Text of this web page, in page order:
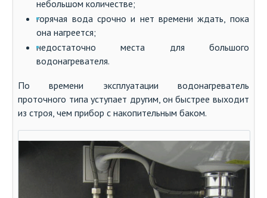
небольшом количестве;
горячая вода срочно и нет времени ждать, пока
она нагреется;
недостаточно места для большого
водонагревателя.
По времени эксплуатации водонагреватель
проточного типа уступает другим, он быстрее выходит
из строя, чем прибор с накопительным баком.